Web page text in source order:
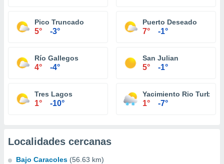
Pico Truncado
5° -3°
Puerto Deseado
7° -1°
Río Gallegos
4° -4°
San Julian
5° -1°
Tres Lagos
1° -10°
Yacimiento Rio Turbio
1° -7°
Localidades cercanas
Bajo Caracoles (56.63 km)